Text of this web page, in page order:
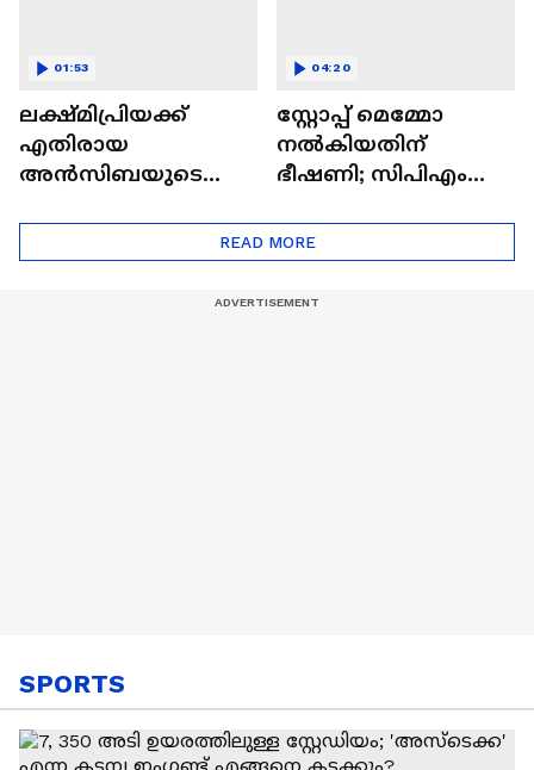
ലക്ഷ്മിപ്രിയക്ക്
എതിരായ
അൻസിബയുടെ
നിർദ്ദേശവുമായി
01:53
സ്റ്റോപ്പ് മെമ്മോ
നൽകിയതിന്
ഭീഷണി; സിപിഎം
വർഗീസിനെതിരെ
പരാതി
04:20
READ MORE
SPORTS